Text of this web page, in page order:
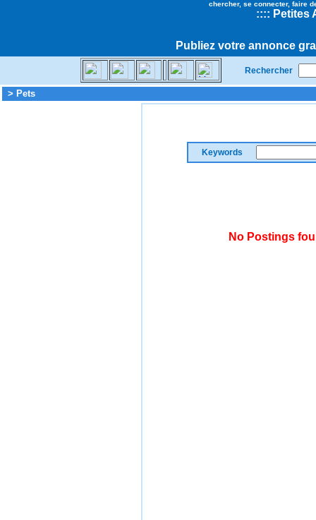
chercher, se connecter, faire
:::: Petites
Publiez votre annonce
Rechercher
> Pets
Keywords
No Postings